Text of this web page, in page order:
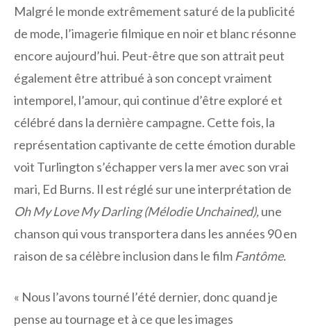
Malgré le monde extrêmement saturé de la publicité
de mode, l’imagerie filmique en noir et blanc résonne
encore aujourd’hui. Peut-être que son attrait peut
également être attribué à son concept vraiment
intemporel, l’amour, qui continue d’être exploré et
célébré dans la dernière campagne. Cette fois, la
représentation captivante de cette émotion durable
voit Turlington s’échapper vers la mer avec son vrai
mari, Ed Burns. Il est réglé sur une interprétation de
Oh My Love My Darling (Mélodie Unchained),une
chanson qui vous transportera dans les années 90 en
raison de sa célèbre inclusion dans le film Fantôme.
« Nous l’avons tourné l’été dernier, donc quand je
pense au tournage et à ce que les images